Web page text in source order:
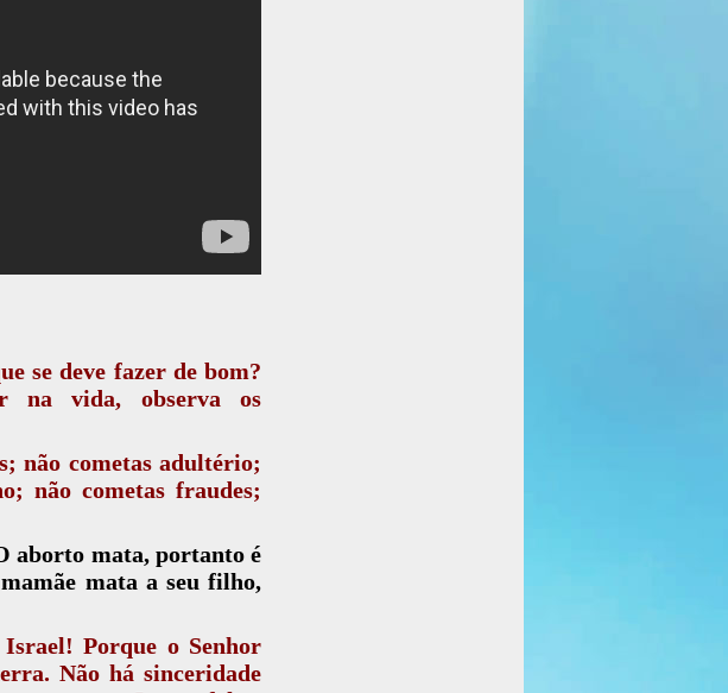
se deve fazer de bom?
na vida, observa os
não cometas adultério;
não cometas fraudes;
aborto mata, portanto é
mata a seu filho,
Porque o Senhor
Não há sinceridade